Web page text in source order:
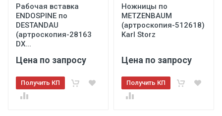
Рабочая вставка
ENDOSPINE пo
DESTANDAU
(артроскопия-28163
DX...
Цена по запросу
Получить КП
Ножницы по
METZENBAUM
(артроскопия-512618)
Karl Storz
Цена по запросу
Получить КП